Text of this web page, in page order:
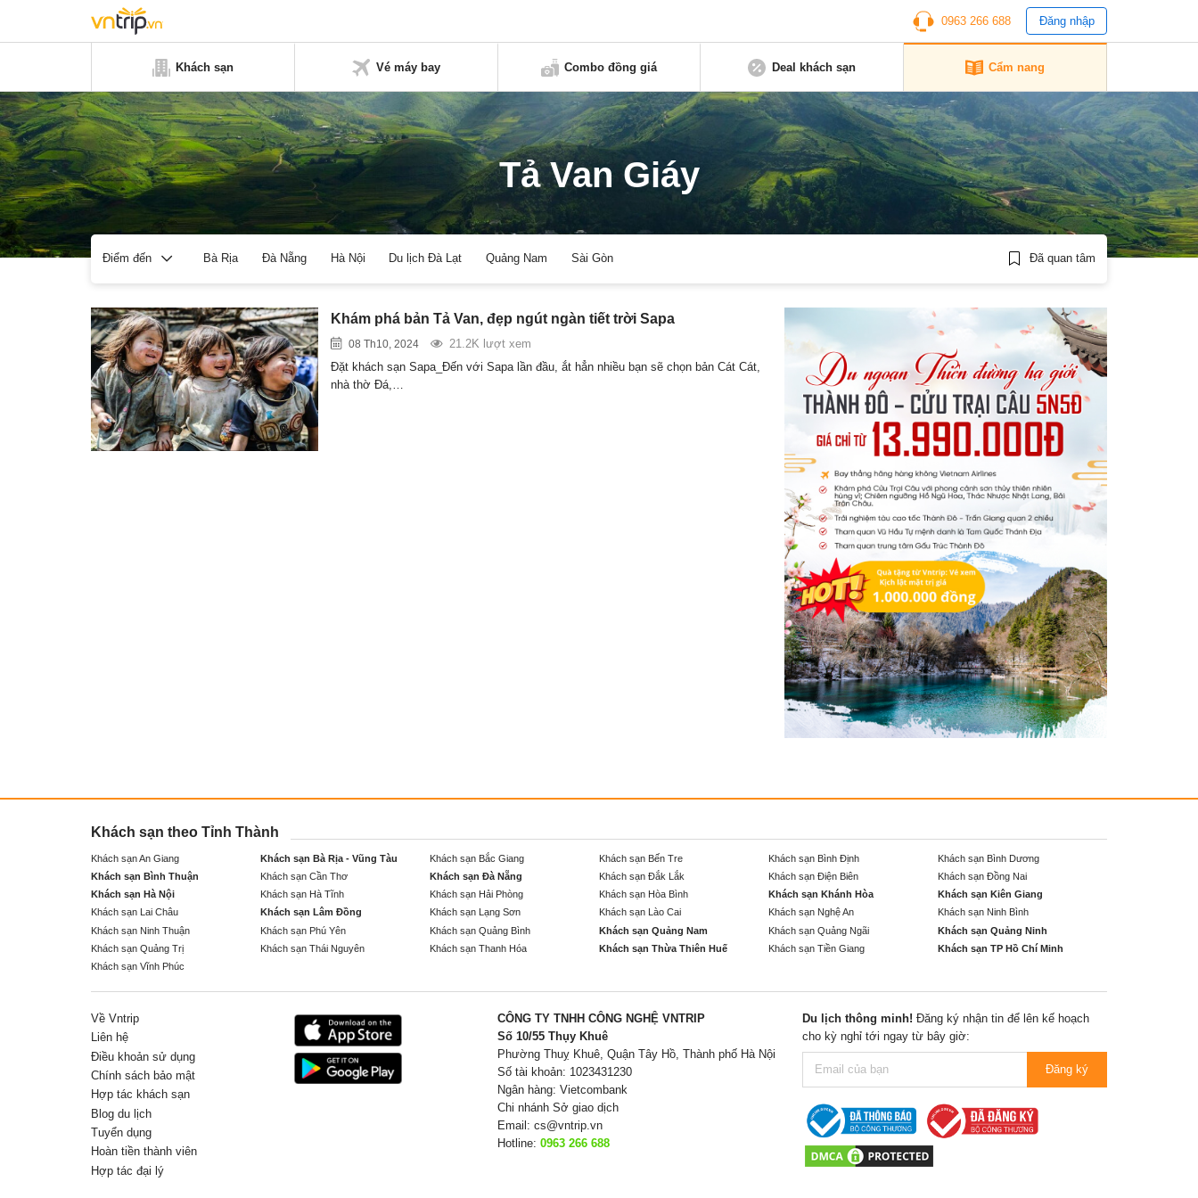
0963 266 688 Đăng nhập
Khách sạn Vé máy bay Combo đồng giá Deal khách sạn Cẩm nang
Tả Van Giáy
Điểm đến Bà Rịa Đà Nẵng Hà Nội Du lịch Đà Lạt Quảng Nam Sài Gòn Đã quan tâm
Khám phá bản Tả Van, đẹp ngút ngàn tiết trời Sapa
08 Th10, 2024
21.2K lượt xem
Đặt khách sạn Sapa_Đến với Sapa lần đầu, ắt hẳn nhiều bạn sẽ chọn bản Cát Cát,
nhà thờ Đá,…
Khách sạn theo Tỉnh Thành
Khách sạn An Giang Khách sạn Bà Rịa - Vũng Tàu Khách sạn Bắc Giang Khách sạn Bến Tre Khách sạn Bình Định
Khách sạn Bình Dương
Khách sạn Bình Thuận
Khách sạn Cần Thơ Khách sạn Đà Nẵng Khách sạn Đắk Lắk Khách sạn Điện Biên
Khách sạn Đồng Nai
Khách sạn Hà Nội
Khách sạn Hà Tĩnh Khách sạn Hải Phòng Khách sạn Hòa Bình Khách sạn Khánh Hòa
Khách sạn Kiên Giang
Khách sạn Lai Châu
Khách sạn Lâm Đồng Khách sạn Lạng Sơn Khách sạn Lào Cai Khách sạn Nghệ An
Khách sạn Ninh Bình
Khách sạn Ninh Thuận
Khách sạn Phú Yên Khách sạn Quảng Bình Khách sạn Quảng Nam Khách sạn Quảng Ngãi
Khách sạn Quảng Ninh
Khách sạn Quảng Trị
Khách sạn Thái Nguyên Khách sạn Thanh Hóa Khách sạn Thừa Thiên Huế Khách sạn Tiền Giang
Khách sạn TP Hồ Chí Minh
Khách sạn Vĩnh Phúc
Về Vntrip
Liên hệ
Điều khoản sử dụng
Chính sách bảo mật
Hợp tác khách sạn
Blog du lịch
Tuyển dụng
Hoàn tiền thành viên
Hợp tác đại lý
CÔNG TY TNHH CÔNG NGHỆ VNTRIP
Số 10/55 Thụy Khuê
Phường Thuỵ Khuê, Quận Tây Hồ, Thành phố Hà Nội
Số tài khoản: 1023431230
Ngân hàng: Vietcombank
Chi nhánh Sở giao dịch
Email: cs@vntrip.vn
Hotline: 0963 266 688
Du lịch thông minh! Đăng ký nhận tin để lên kế hoạch
cho kỳ nghỉ tới ngay từ bây giờ:
Đăng ký